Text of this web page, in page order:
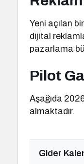
Yeni açılan
dijital
pazarlama
Pilot
Aşağıda
almaktadır.
Gider